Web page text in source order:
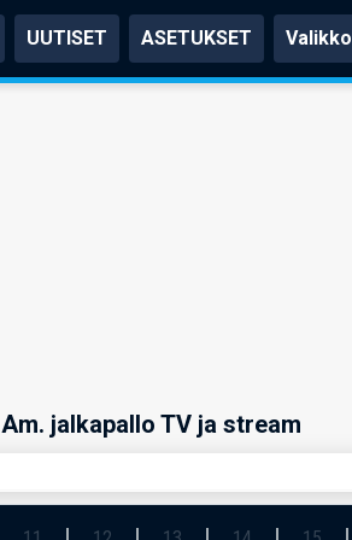
UUTISET ASETUKSET Valikko
Am. jalkapallo TV ja stream